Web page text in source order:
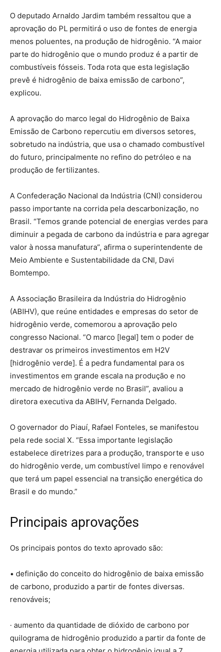
O deputado Arnaldo Jardim também ressaltou que a
aprovação do PL permitirá o uso de fontes de energia
menos poluentes, na produção de hidrogênio. “A maior
parte do hidrogênio que o mundo produz é a partir de
combustíveis fósseis. Toda rota que esta legislação
prevê é hidrogênio de baixa emissão de carbono”,
explicou.
A aprovação do marco legal do Hidrogênio de Baixa
Emissão de Carbono repercutiu em diversos setores,
sobretudo na indústria, que usa o chamado combustível
do futuro, principalmente no refino do petróleo e na
produção de fertilizantes.
A Confederação Nacional da Indústria (CNI) considerou
passo importante na corrida pela descarbonização, no
Brasil. “Temos grande potencial de energias verdes para
diminuir a pegada de carbono da indústria e para agregar
valor à nossa manufatura”, afirma o superintendente de
Meio Ambiente e Sustentabilidade da CNI, Davi
Bomtempo.
A Associação Brasileira da Indústria do Hidrogênio
(ABIHV), que reúne entidades e empresas do setor de
hidrogênio verde, comemorou a aprovação pelo
congresso Nacional. “O marco [legal] tem o poder de
destravar os primeiros investimentos em H2V
[hidrogênio verde]. É a pedra fundamental para os
investimentos em grande escala na produção e no
mercado de hidrogênio verde no Brasil”, avaliou a
diretora executiva da ABIHV, Fernanda Delgado.
O governador do Piauí, Rafael Fonteles, se manifestou
pela rede social X. “Essa importante legislação
estabelece diretrizes para a produção, transporte e uso
do hidrogênio verde, um combustível limpo e renovável
que terá um papel essencial na transição energética do
Brasil e do mundo.”
Principais aprovações
Os principais pontos do texto aprovado são:
• definição do conceito do hidrogênio de baixa emissão
de carbono, produzido a partir de fontes diversas.
renováveis;
· aumento da quantidade de dióxido de carbono por
quilograma de hidrogênio produzido a partir da fonte de